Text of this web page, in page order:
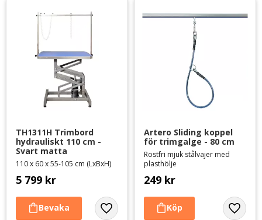
TH1311H Trimbord
hydrauliskt 110 cm -
Svart matta
110 x 60 x 55-105 cm (LxBxH)
5 799 kr
Lägg till i favoriter
Artero Sliding koppel
för trimgalge - 80 cm
Rostfri mjuk stålvajer med
plasthölje
249 kr
Lägg